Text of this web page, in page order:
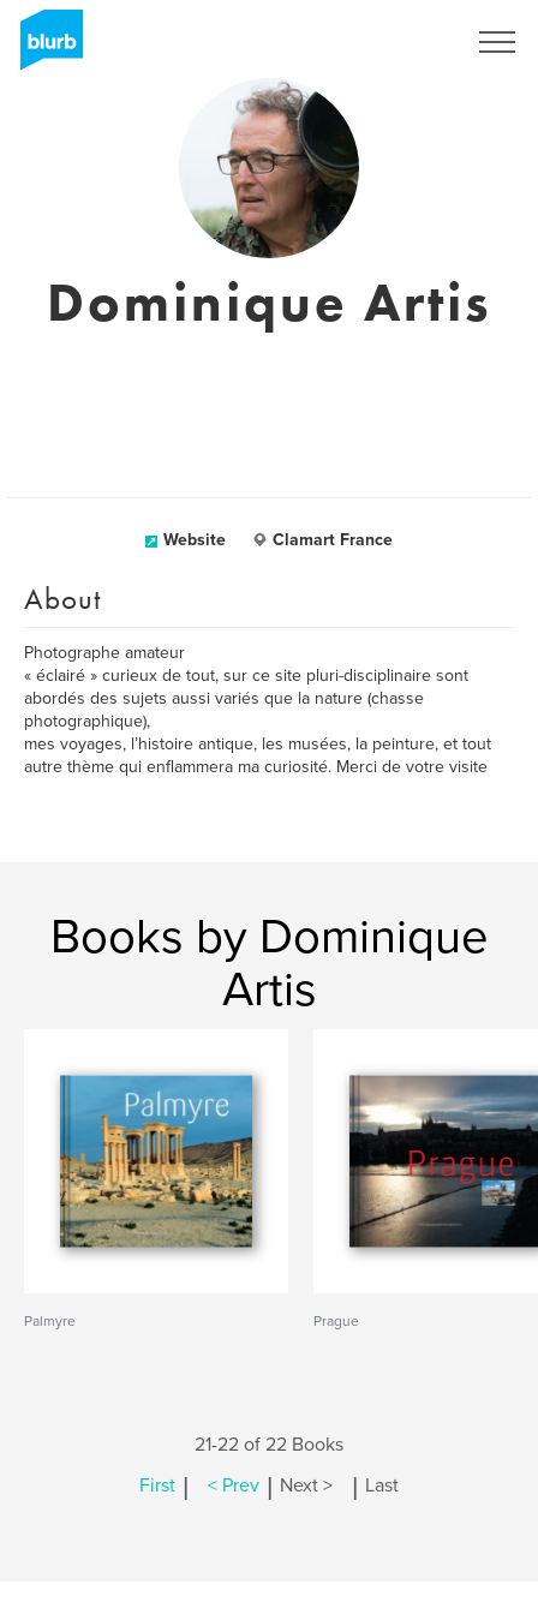
Dominique Artis
Website Clamart France
About
Photographe amateur
« éclairé » curieux de tout, sur ce site pluri-disciplinaire sont
abordés des sujets aussi variés que la nature (chasse
photographique),
mes voyages, l’histoire antique, les musées, la peinture, et tout
autre thème qui enflammera ma curiosité. Merci de votre visite
Books by Dominique
Artis
Palmyre Prague
21-22 of 22 Books
First | < Prev | Next > | Last